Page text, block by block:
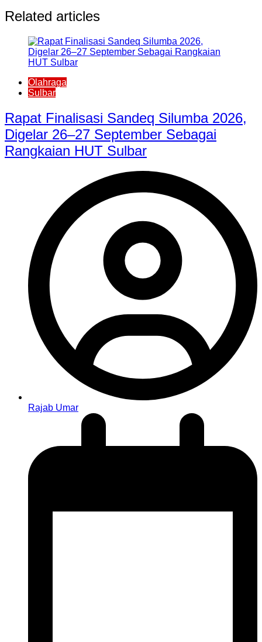
Related articles
Olahraga
Sulbar
Rapat Finalisasi Sandeq Silumba 2026,
Digelar 26–27 September Sebagai
Rangkaian HUT Sulbar
Rajab Umar